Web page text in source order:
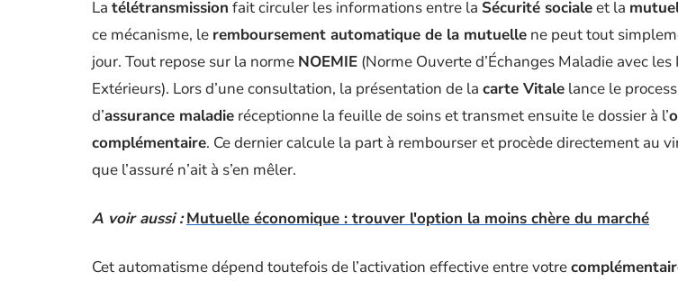
La télétransmission fait circuler les informations entre la Sécurité socialeet la
ce mécanisme, le remboursement automatique de la mutuelle ne peut tout
jour. Tout repose sur la norme NOEMIE (Norme Ouverte d’Échanges Maladie avec
Extérieurs). Lors d’une consultation, la présentation de la carte Vitale lance le
d’assurance maladie réceptionne la feuille de soins et transmet ensuite le dossier à l’
complémentaire. Ce dernier calcule la part à rembourser et procède directement au
que l’assuré n’ait à s’en mêler.
A voir aussi : Mutuelle économique : trouver l'option la moins chère du marché
Cet automatisme dépend toutefois de l’activation effective entre votre